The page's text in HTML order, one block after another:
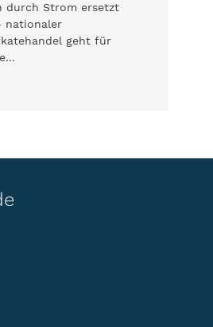
durch Strom ersetzt
nationaler
geht für